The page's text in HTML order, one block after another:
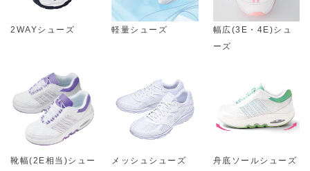
2WAYシューズ 軽量シューズ
幅広(3E・4E)シュ
ーズ
靴幅(2E相当)シュー
メッシュシューズ 舟底ソールシューズ